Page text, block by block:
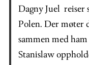
Dagny Juel reiser
Polen. Der møter
sammen med
Stanislaw